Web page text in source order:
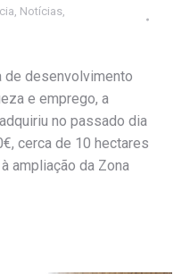
, Notícias,
de desenvolvimento
e emprego, a
no passado dia
cerca de 10 hectares
ampliação da Zona